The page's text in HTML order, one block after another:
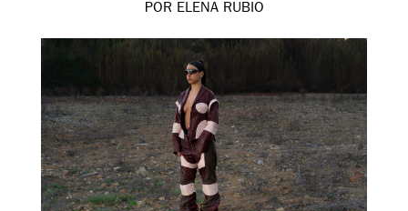
POR ELENA RUBIO